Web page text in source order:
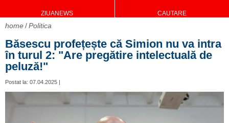
ZIUANEWS CAUTARE
home Politica
Băsescu profețește că Simion nu va intra
în turul 2: "Are pregătire intelectuală de
peluză!"
Postat la: 07.04.2025 |